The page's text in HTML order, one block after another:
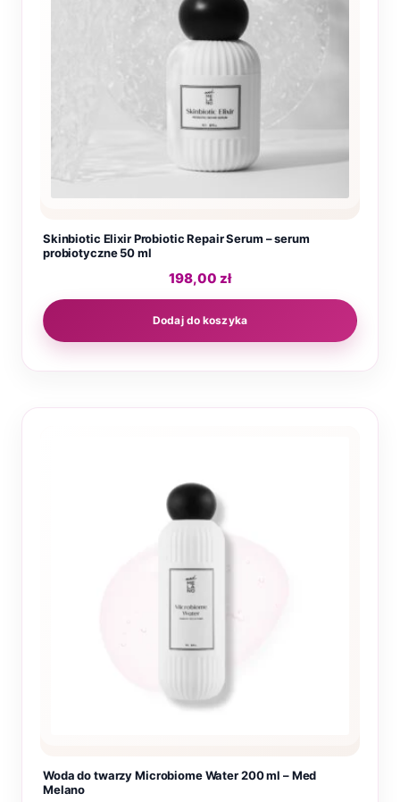
Skinbiotic Elixir Probiotic Repair Serum – serum
probiotyczne 50 ml
198,00 zł
Dodaj do koszyka
Woda do twarzy Microbiome Water 200 ml – Med
Melano